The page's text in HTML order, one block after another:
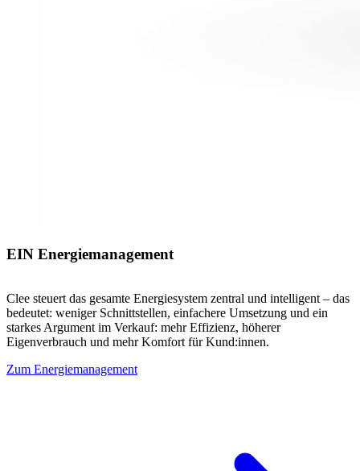
EIN Energiemanagement
Clee steuert das gesamte Energiesystem zentral und intelligent – das
bedeutet: weniger Schnittstellen, einfachere Umsetzung und ein
starkes Argument im Verkauf: mehr Effizienz, höherer
Eigenverbrauch und mehr Komfort für Kund:innen.
Zum Energiemanagement